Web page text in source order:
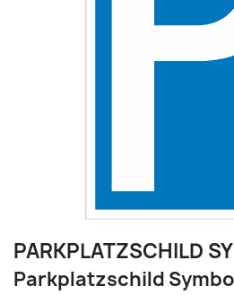
PARKPLATZSCHILD
Parkplatzschild